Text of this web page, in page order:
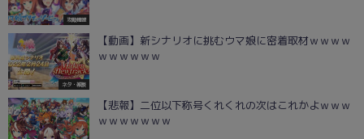
攻略情報
ネタ・雑談
【動画】新シナリオに挑むウマ娘に密着取材ｗｗｗｗ
ｗｗｗｗｗｗ
【悲報】二位以下称号くれくれの次はこれかよｗｗｗ
ｗｗｗｗｗｗｗ